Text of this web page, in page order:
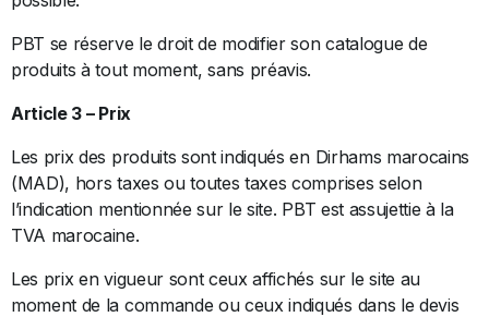
PBT se réserve le droit de modifier son catalogue de
produits à tout moment, sans préavis.
Article 3 – Prix
Les prix des produits sont indiqués en Dirhams marocains
(MAD), hors taxes ou toutes taxes comprises selon
l’indication mentionnée sur le site. PBT est assujettie à la
TVA marocaine.
Les prix en vigueur sont ceux affichés sur le site au
moment de la commande ou ceux indiqués dans le devis